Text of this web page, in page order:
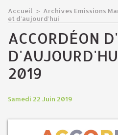
Accueil > Archives Emissions
et d'aujourd'hui
ACCORDÉON
2019
Samedi 22 Juin 2019